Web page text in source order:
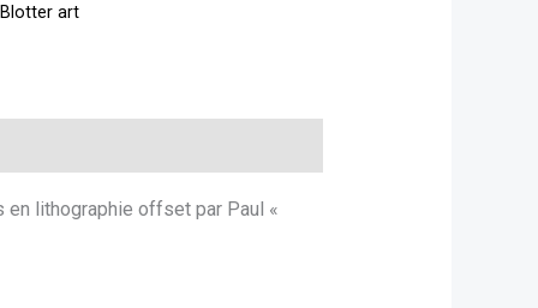
Blotter art
lithographie offset par Paul «